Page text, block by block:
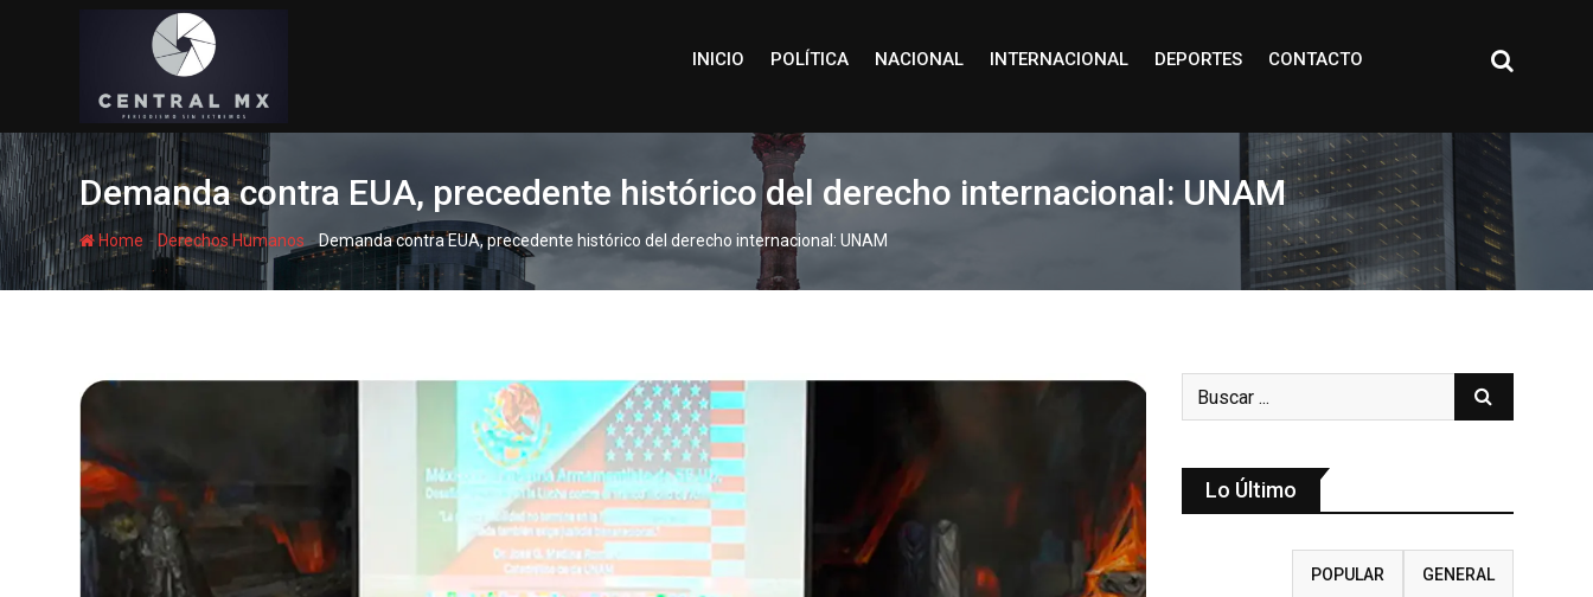
INICIO POLÍTICA NACIONAL INTERNACIONAL DEPORTES CONTACTO
Demanda contra EUA, precedente histórico del derecho internacional: UNAM
Home - Derechos Humanos-Demanda contra EUA, precedente histórico del derecho internacional: UNAM
Lo Último
POPULAR GENERAL